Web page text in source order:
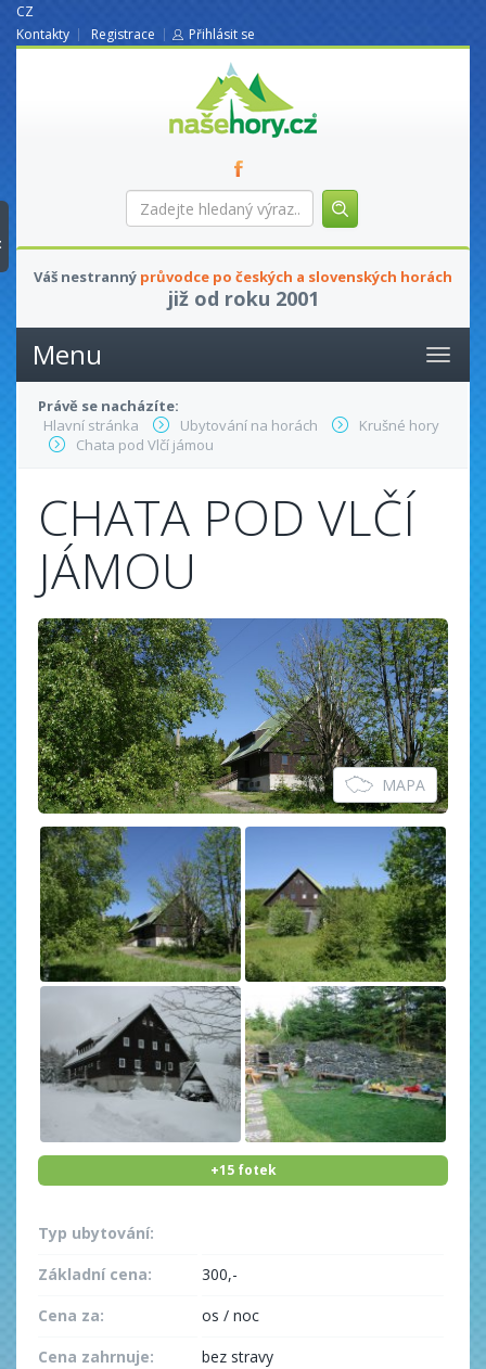
CZ
Kontakty
Registrace Přihlásit se
nasehory.cz
Zadejte
hledaný
Váš nestranný průvodce po českých a slovenských horách
již od roku 2001
Menu
Právě se nacházíte:
Hlavní stránka
Ubytování na horách
Krušné hory
Chata pod Vlčí jámou
CHATA POD VLČÍ
JÁMOU
MAPA
+15 fotek
Typ ubytování:
Základní cena:
300,-
Cena za:
os / noc
Cena zahrnuje:
bez stravy